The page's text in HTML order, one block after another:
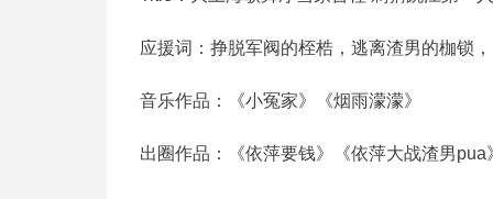
应援词：挣脱军阀的桎梏，逃离渣男的枷锁
音乐作品：《小冤家》《烟雨濛濛》
出圈作品：《依萍要钱》《依萍大战渣男pua